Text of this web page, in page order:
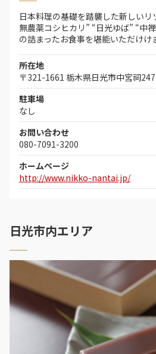
日本料理の基礎を踏襲した新しい
無農薬コシヒカリ” “日光ゆば” “中
の詰まったお食事を堪能いただけけ
所在地
〒321-1661 栃木県日光市中宮祠
駐車場
なし
お問い合わせ
080-7091-3200
ホームページ
http://www.nikko-nantai.jp/
日光市内エリア